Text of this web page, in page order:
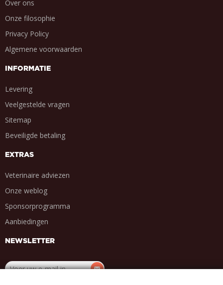
Over ons
Onze filosophie
Privacy Policy
Algemene voorwaarden
INFORMATIE
Levering
Veelgestelde vragen
Sitemap
Beveiligde betaling
EXTRAS
Veterinaire adviezen
Onze weblog
Sponsorprogramma
Aanbiedingen
NEWSLETTER